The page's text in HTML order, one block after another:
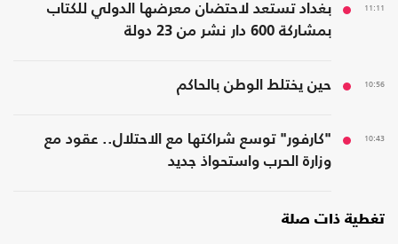
11:11
بغداد تستعد لاحتضان معرضها الدولي للكتاب
بمشاركة 600 دار نشر من 23 دولة
10:56 حين يختلط الوطن بالحاكم
10:43
"كارفور" توسع شراكتها مع الاحتلال.. عقود مع
وزارة الحرب واستحواذ جديد
تغطية ذات صلة